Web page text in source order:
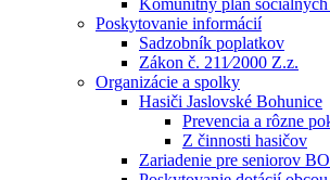
Komunitný plán sociálnych
Poskytovanie informácií
Sadzobník poplatkov
Zákon č. 211⁄2000 Z.z.
Organizácie a spolky
Hasiči Jaslovské Bohunice
Prevencia a rôzne
Z činnosti hasičov
Zariadenie pre seniorov